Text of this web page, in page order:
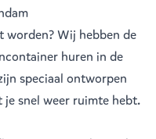
worden? Wij hebben de
huren in de
speciaal ontworpen
snel weer ruimte hebt.